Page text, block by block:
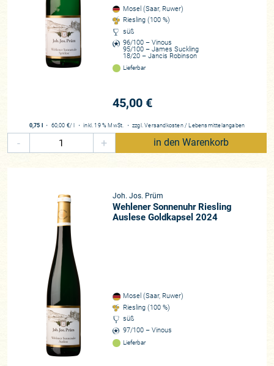
100% Riesling
Mitgliedschaft/Verbände
Beste Lagen
Wehlener Sonnenuhr, Graacher Himmelreich, Bernkasteler Badstube,
Historie
Gegründet 1911
Mosel (Saar, Ruwer)
Riesling (100 %)
süß
96/100 – Vinous
95/100 – James Suckling
18/20 – Jancis Robinson
Lieferbar
45,00 €
0,75 l ・ 60,00 €/ l ・inkl. 19 % MwSt. ・ zzgl.Versandkosten / Lebensmittelangaben
- + in den Warenkorb
Joh. Jos. Prüm
Wehlener Sonnenuhr Riesling
Auslese Goldkapsel 2024
Mosel (Saar, Ruwer)
Riesling (100 %)
süß
97/100 – Vinous
Lieferbar